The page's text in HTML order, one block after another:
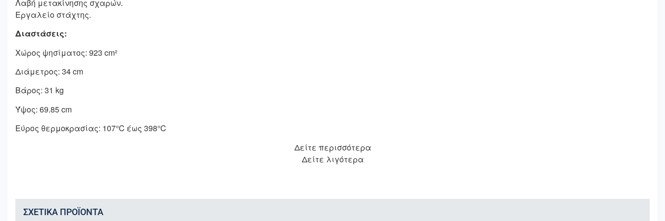
Λαβή μετακίνησης σχαρών.
Εργαλείο στάχτης.
Διαστάσεις:
Χώρος ψησίματος: 923 cm²
Διάμετρος: 34 cm
Βάρος: 31 kg
Ύψος: 69.85 cm
Εύρος θερμοκρασίας: 107°C έως 398°C
Δείτε περισσότερα
Δείτε λιγότερα
ΣΧΕΤΙΚΆ ΠΡΟΪΌΝΤΑ